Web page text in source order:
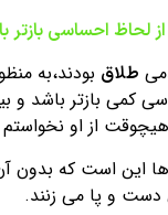
لحاظ احساسی بازتر
طلاق بودند،به
کمی بازتر باشد و
از او
ها این است که بدون
دست و پا می زنند.